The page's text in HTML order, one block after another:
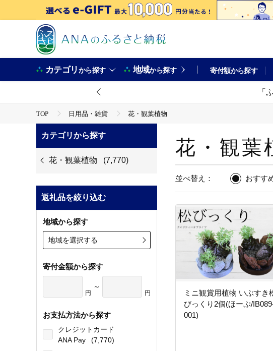
カテゴリから探す 地域から探す 寄付額から探す
「
TOP 日用品・雑貨 花・観葉植物
カテゴリから探す
花・観葉植物 (7,770)
返礼品を絞り込む
地域から探す
地域を選択する
寄付金額から探す
円
～
円
お支払方法から探す
クレジットカード
ANA Pay
(7,770)
花・観葉
並べ替え： おすす
ミニ観賞用植物 いぶすき
びっくり2個(ほーぷ/
001)